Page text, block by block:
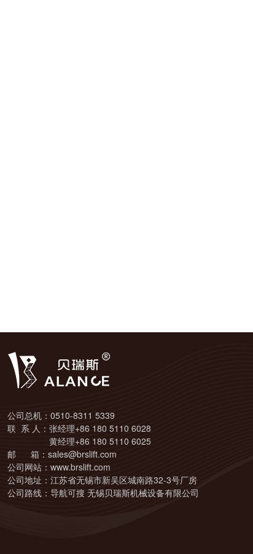
公司总机：0510-8311 5339
联 系 人：张经理+86 180 5110 6028
黄经理+86 180 5110 6025
邮 箱：sales@brslift.com
公司网站：www.brslift.com
公司地址：江苏省无锡市新吴区城南路32-3号厂房
公司路线：导航可搜 无锡贝瑞斯机械设备有限公司